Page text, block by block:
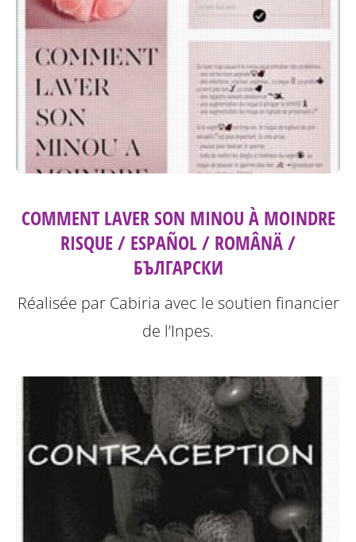
COMMENT LAVER SON MINOU À MOINDRE
RISQUE / ESPAÑOL / ROMÂNÄ /
БЪЛГАРСКИ
Réalisée par Cabiria avec le soutien financier
de l’Inpes.